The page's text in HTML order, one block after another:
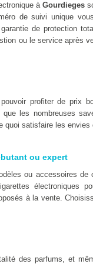
à Gourdieges
de suivi unique
de protection
ou le service après
profiter de prix
les nombreuses
quoi satisfaire les
ou expert
ou accessoires
électroniques
à la vente.
des parfums, et